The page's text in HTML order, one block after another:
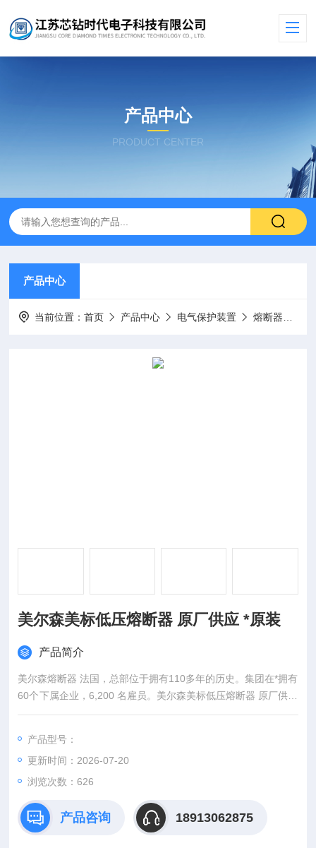
产品中心
PRODUCT CENTER
产品中心
当前位置：首页 产品中心 电气保护装置 熔断器
美尔森美标低压熔断器 原厂供应 *原装
产品简介
美尔森熔断器 法国，总部位于拥有110多年的历史。集团在*拥有
60个下属企业，6,200 名雇员。美尔森美标低压熔断器 原厂供应
*原装
产品型号：
更新时间：2026-07-20
浏览次数：626
产品咨询 18913062875